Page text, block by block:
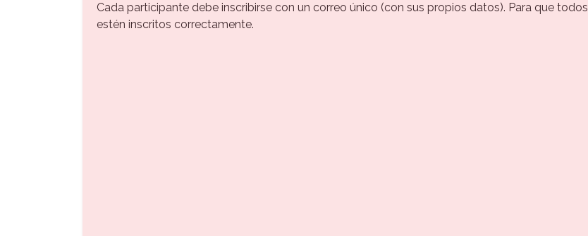
Cada participante debe inscribirse con un correo único (con sus propios datos). Para que todos
estén inscritos correctamente.